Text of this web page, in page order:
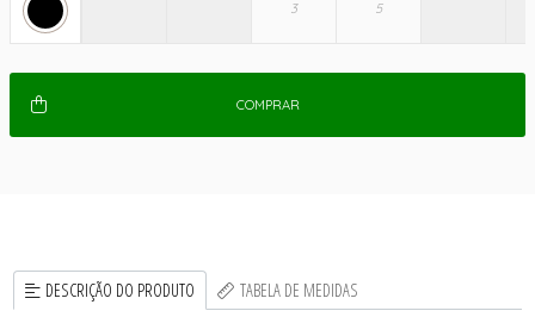
COMPRAR
DESCRIÇÃO DO PRODUTO TABELA DE MEDIDAS